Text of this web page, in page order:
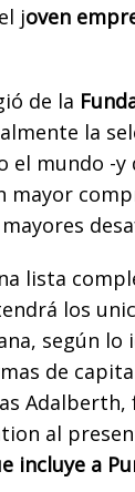
joven
de la
la
el mundo -y
mayor
lista
los
según
de
Adalberth,
al
incluye a